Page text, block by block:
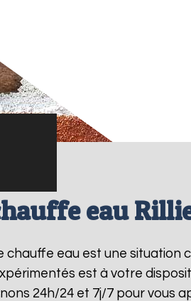
eau
chauffe eau est une
est à votre
24h/24 et 7j/7 pour vous